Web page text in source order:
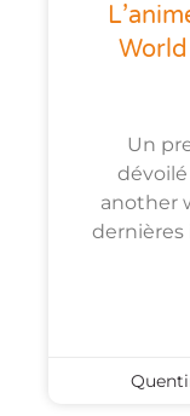
Un
another
dernières